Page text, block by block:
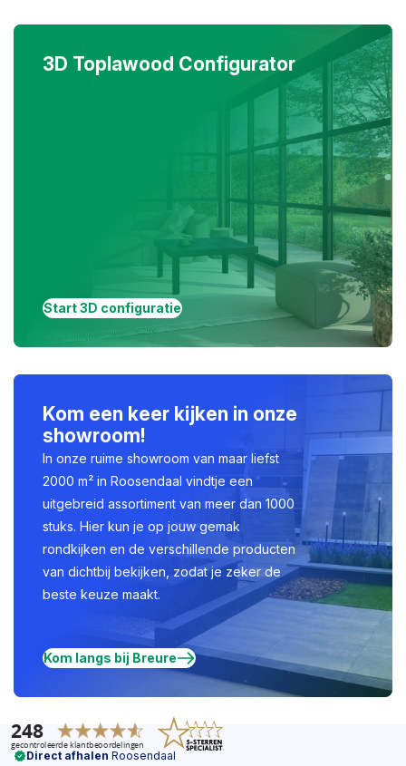
3D Toplawood Configurator
Start 3D configuratie
Kom een keer kijken in onze
showroom!
In onze ruime showroom van maar liefst
2000 m² in Roosendaal vindtje een
uitgebreid assortiment van meer dan 1000
stuks. Hier kun je op jouw gemak
rondkijken en de verschillende producten
van dichtbij bekijken, zodat je zeker de
beste keuze maakt.
Kom langs bij Breure
Direct afhalen Roosendaal